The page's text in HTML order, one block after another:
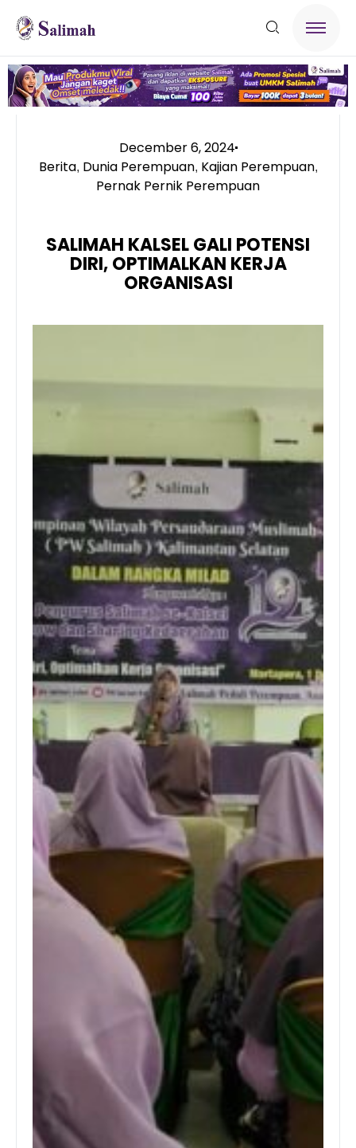
December 6, 2024
Berita, Dunia Perempuan, Kajian Perempuan,
Pernak Pernik Perempuan
SALIMAH KALSEL GALI POTENSI
DIRI, OPTIMALKAN KERJA
ORGANISASI